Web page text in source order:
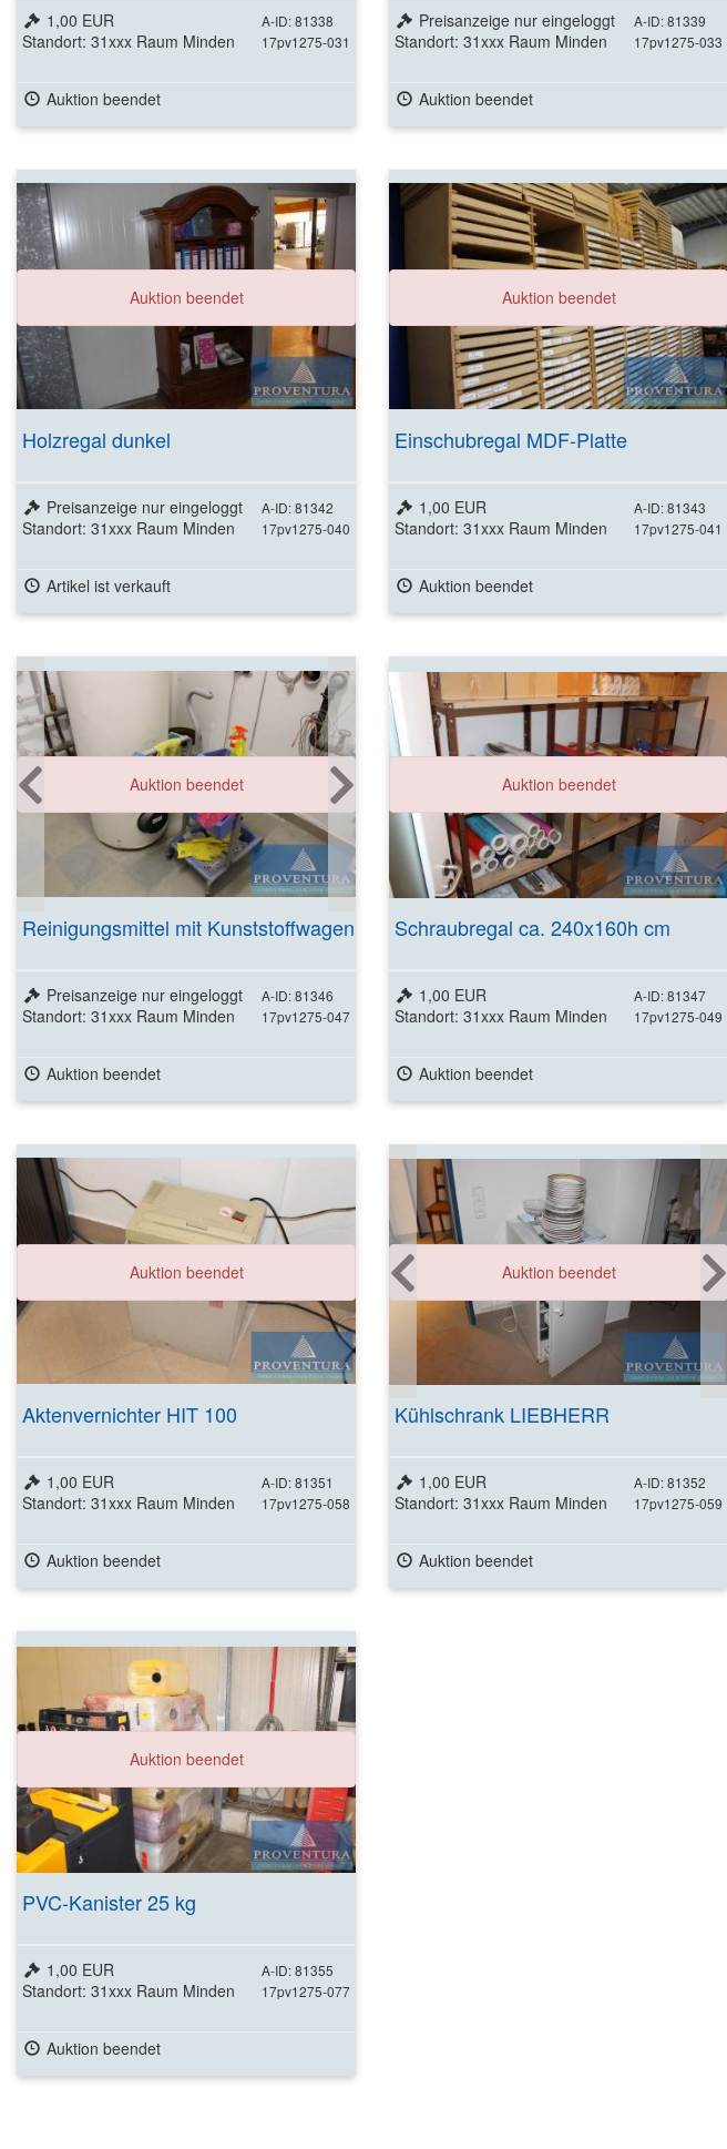
A-ID: 81338
17pv1275-031
1,00 EUR
Standort: 31xxx Raum Minden
Auktion beendet
A-ID: 81339
17pv1275-033
Preisanzeige nur eingeloggt
Standort: 31xxx Raum Minden
Auktion beendet
Auktion beendet
Holzregal dunkel
A-ID: 81342
17pv1275-040
Preisanzeige nur eingeloggt
Standort: 31xxx Raum Minden
Artikel ist verkauft
Auktion beendet
Einschubregal MDF-Platte
A-ID: 81343
17pv1275-041
1,00 EUR
Standort: 31xxx Raum Minden
Auktion beendet
Auktion beendet
Reinigungsmittel mit Kunststoffwagen
A-ID: 81346
17pv1275-047
Preisanzeige nur eingeloggt
Standort: 31xxx Raum Minden
Auktion beendet
Auktion beendet
Schraubregal ca. 240x160h cm
A-ID: 81347
17pv1275-049
1,00 EUR
Standort: 31xxx Raum Minden
Auktion beendet
Auktion beendet
Aktenvernichter HIT 100
A-ID: 81351
17pv1275-058
1,00 EUR
Standort: 31xxx Raum Minden
Auktion beendet
Auktion beendet
Kühlschrank LIEBHERR
A-ID: 81352
17pv1275-059
1,00 EUR
Standort: 31xxx Raum Minden
Auktion beendet
Auktion beendet
PVC-Kanister 25 kg
A-ID: 81355
17pv1275-077
1,00 EUR
Standort: 31xxx Raum Minden
Auktion beendet